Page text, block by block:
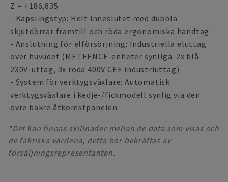
Z = +186,835
- Kapslingstyp: Helt inneslutet med dubbla
skjutdörrar framtill och röda ergonomiska handtag
- Anslutning för elförsörjning: Industriella eluttag
över huvudet (METEENCE-enheter synliga: 2x blå
230V-uttag, 3x röda 400V CEE industriuttag)
- System för verktygsväxlare: Automatisk
verktygsväxlare i kedje-/fickmodell synlig via den
övre bakre åtkomstpanelen
*Det kan finnas skillnader mellan de data som visas och
de faktiska värdena, detta bör bekräftas av
försäljningsrepresentanten.